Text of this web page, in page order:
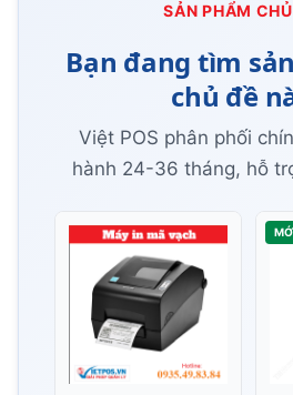
SẢN PHẨM
Bạn đang tìm
chủ đề
Việt POS phân phối
hành 24-36 tháng, hỗ